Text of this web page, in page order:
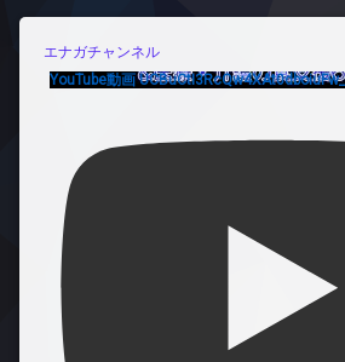
エナガチャンネル
YouTube動画